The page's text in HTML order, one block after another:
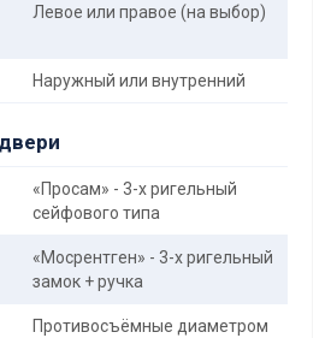
Левое или правое (на выбор)
Наружный или внутренний
«Просам» - 3-х ригельный
сейфового типа
«Мосрентген» - 3-х ригельный
замок + ручка
Противосъёмные диаметром